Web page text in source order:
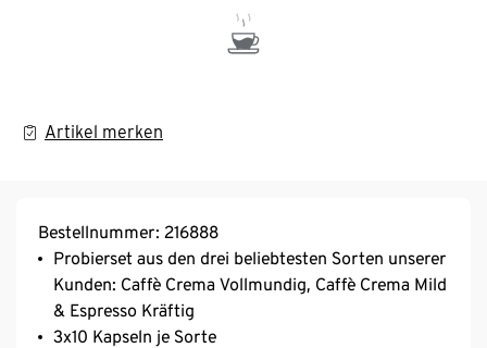
Artikel merken
Bestellnummer: 216888
Probierset aus den drei beliebtesten Sorten unserer
Kunden: Caffè Crema Vollmundig, Caffè Crema Mild
& Espresso Kräftig
3x10 Kapseln je Sorte